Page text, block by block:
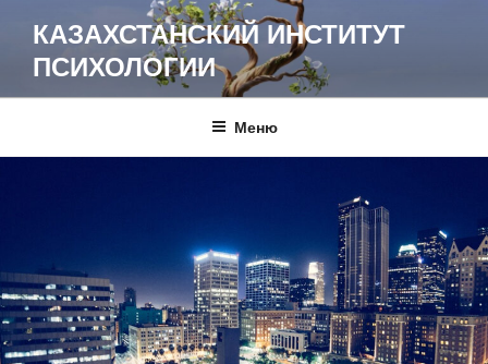
содержимому
КАЗАХСТАНСКИЙ ИНСТИТУТ
ПСИХОЛОГИИ
Меню